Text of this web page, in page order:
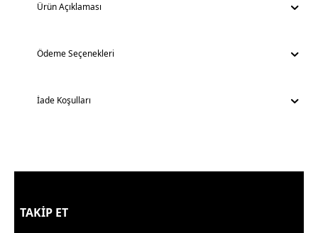
Ürün Açıklaması
Ödeme Seçenekleri
İade Koşulları
TAKİP ET